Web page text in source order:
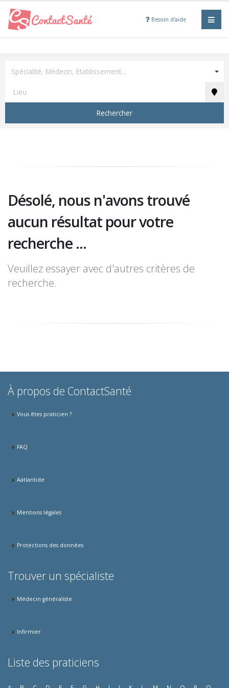
Besoin d'aide
Spécialité, Médecin, Etablissement...
Rechercher
Désolé, nous n'avons trouvé
aucun résultat pour votre
recherche ...
Veuillez essayer avec d'autres critères de
recherche.
À propos de ContactSanté
Vous êtes praticien ?
FAQ
Aatlantide
Mentions légales
Protections des données
Trouver un spécialiste
Médecin généraliste
Infirmier
Liste des praticiens